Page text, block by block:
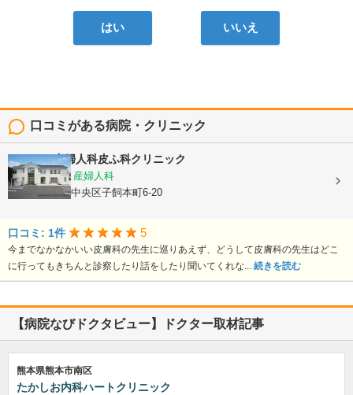
はい いいえ
口コミがある病院・クリニック
よしむら産婦人科皮ふ科クリニック
内科, 皮膚科, 産婦人科
熊本県熊本市中央区子飼本町6-20
口コミ: 1件 5
今までなかなかいい皮膚科の先生に巡りあえず、どうして皮膚科の先生はどこ
に行ってもきちんと診察したり話をしたり聞いてくれな... 続きを読む
【病院なびドクタビュー】ドクター取材記事
熊本県熊本市南区
たかしお内科ハートクリニック